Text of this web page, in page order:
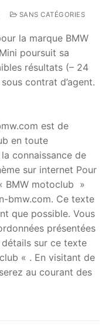
SANS CATÉGORIES
la marque BMW
poursuit sa
résultats (– 24
contrat d’agent.
est de
en toute
connaissance de
sur internet Pour
BMW motoclub »
bmw.com. Ce texte
que possible. Vous
présentées
sur ce texte
« . En visitant de
au courant des